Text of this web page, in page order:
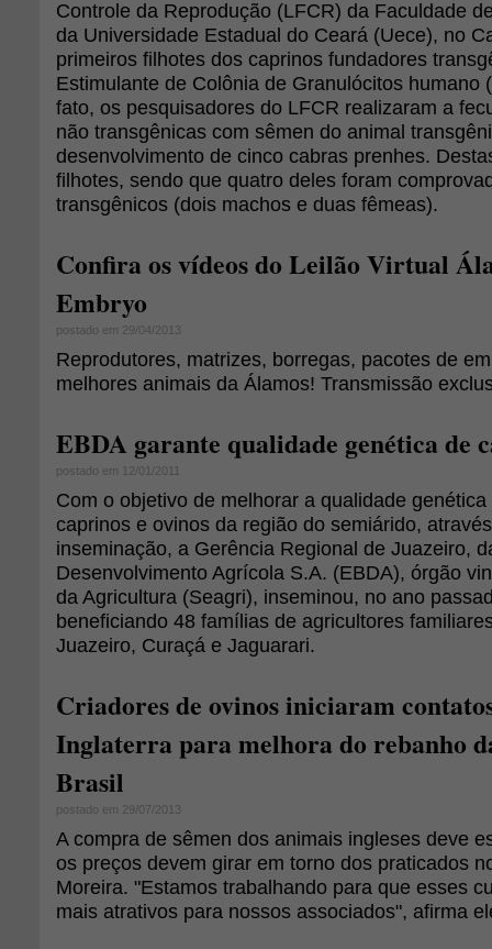
Controle da Reprodução (LFCR) da Faculdade
da Universidade Estadual do Ceará (Uece), no
primeiros filhotes dos caprinos fundadores
Estimulante de Colônia de Granulócitos humano
fato, os pesquisadores do LFCR realizaram a
não transgênicas com sêmen do animal
desenvolvimento de cinco cabras prenhes.
filhotes, sendo que quatro deles foram
transgênicos (dois machos e duas fêmeas).
Confira os vídeos do Leilão Virtual
Embryo
postado em 29/04/2013
Reprodutores, matrizes, borregas, pacotes de
melhores animais da Álamos! Transmissão
EBDA garante qualidade genética de
postado em 12/01/2011
Com o objetivo de melhorar a qualidade
caprinos e ovinos da região do semiárido,
inseminação, a Gerência Regional de Juazeiro,
Desenvolvimento Agrícola S.A. (EBDA), órgão
da Agricultura (Seagri), inseminou, no ano
beneficiando 48 famílias de agricultores
Juazeiro, Curaçá e Jaguarari.
Criadores de ovinos iniciaram
Inglaterra para melhora do rebanho
Brasil
postado em 29/07/2013
A compra de sêmen dos animais ingleses deve
os preços devem girar em torno dos praticados
Moreira. "Estamos trabalhando para que esses
mais atrativos para nossos associados", afirma